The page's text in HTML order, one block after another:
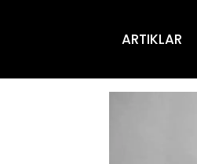
ARTIKLAR